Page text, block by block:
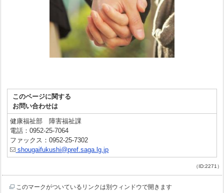
このページに関する
お問い合わせは
健康福祉部 障害福祉課
電話：0952-25-7064
ファックス：0952-25-7302
shougaifukushi@pref.saga.lg.jp
（ID:2271）
このマークがついているリンクは別ウィンドウで開きます